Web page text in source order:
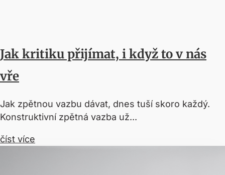
Jak kritiku přijímat, i když to v nás
vře
Jak zpětnou vazbu dávat, dnes tuší skoro každý.
Konstruktivní zpětná vazba už...
číst více